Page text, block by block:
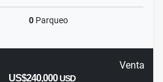
0 Parqueo
Venta
US$240,000USD